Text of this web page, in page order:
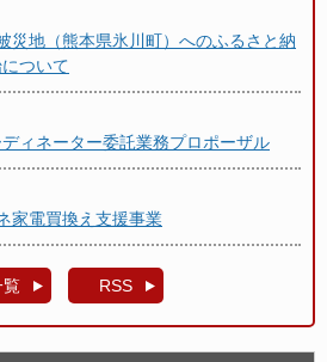
災地（熊本県氷川町）へのふるさと納
ついて
ィネーター委託業務プロポーザル
電買換え支援事業
覧 RSS